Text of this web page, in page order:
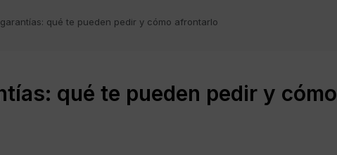
qué te pueden pedir y cómo afrontarlo
qué te pueden pedir y cómo